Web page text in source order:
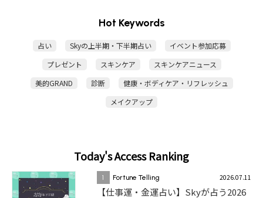
Hot Keywords
占い Skyの上半期・下半期占い
イベント参加応募
プレゼント
スキンケア
スキンケアニュース
美的GRAND
診断
健康・ボディケア・リフレッシュ
メイクアップ
Today's Access Ranking
1 Fortune Telling 2026.07.11
【仕事運・金運占い】Skyが占う2026